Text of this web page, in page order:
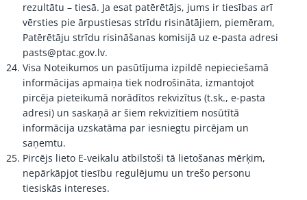
rezultātu – tiesā. Ja esat patērētājs, jums ir tiesības arī
vērsties pie ārpustiesas strīdu risinātājiem, piemēram,
Patērētāju strīdu risināšanas komisijā uz e-pasta adresi
pasts@ptac.gov.lv.
Visa Noteikumos un pasūtījuma izpildē nepieciešamā
informācijas apmaiņa tiek nodrošināta, izmantojot
pircēja pieteikumā norādītos rekvizītus (t.sk., e-pasta
adresi) un saskaņā ar šiem rekvizītiem nosūtītā
informācija uzskatāma par iesniegtu pircējam un
saņemtu.
Pircējs lieto E-veikalu atbilstoši tā lietošanas mērķim,
nepārkāpjot tiesību regulējumu un trešo personu
tiesiskās intereses.